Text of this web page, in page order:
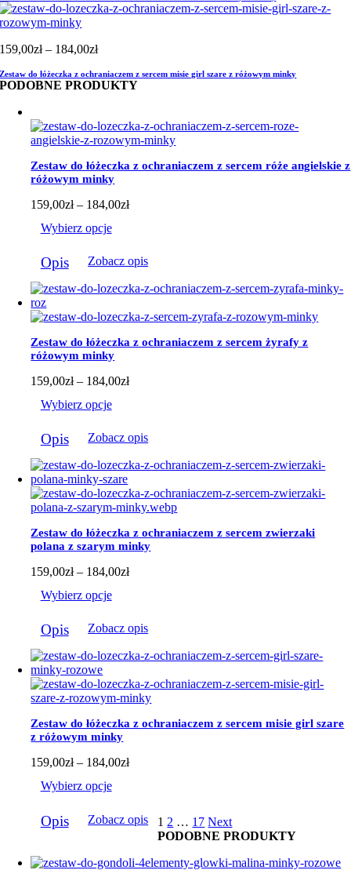
159,00zł
159,00zł – 184,00złZakres
od
159,00zł
184,00zł
Zestaw do łóżeczka z ochraniaczem z sercem misie girl szare z różowym minky
PODOBNE PRODUKTY
Zestaw do łóżeczka z ochraniaczem z sercem róże angielskie z
różowym minky
159,00zł – 184,00złZakres
do
Wybierz opcje
produkt
ma
wiele
wariantów.
Opcje
można
wybrać
na
stronie
Opis Zobacz opis
Zestaw do łóżeczka z ochraniaczem z sercem żyrafy z
różowym minky
159,00zł – 184,00złZakres
do
Wybierz opcje
produkt
ma
wiele
wariantów.
Opcje
można
wybrać
na
stronie
produktu
Opis Zobacz opis
Zestaw do łóżeczka z ochraniaczem z sercem zwierzaki
polana z szarym minky
159,00zł – 184,00złZakres
do
Wybierz opcje
produkt
ma
wiele
wariantów.
Opcje
można
wybrać
na
stronie
produktu
Opis Zobacz opis
Zestaw do łóżeczka z ochraniaczem z sercem misie girl szare
z różowym minky
159,00zł – 184,00złZakres
do
184,00zł
Wybierz opcje
produkt
wariantów.
Opis Zobacz opis 1 2 … 17 Next
PODOBNE PRODUKTY